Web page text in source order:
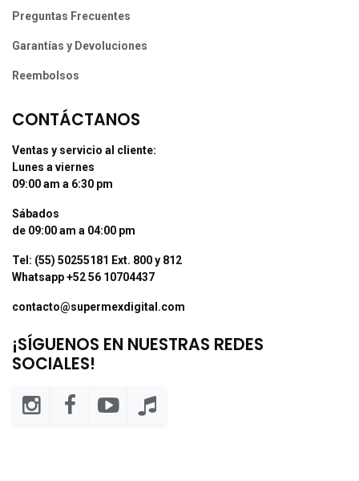
Preguntas Frecuentes
Garantías y Devoluciones
Reembolsos
CONTÁCTANOS
Ventas y servicio al cliente:
Lunes a viernes
09:00 am a 6:30 pm
Sábados
de 09:00 am a 04:00 pm
Tel: (55) 50255181 Ext. 800 y 812
Whatsapp +52 56 10704437
contacto@supermexdigital.com
¡SÍGUENOS EN NUESTRAS REDES
SOCIALES!